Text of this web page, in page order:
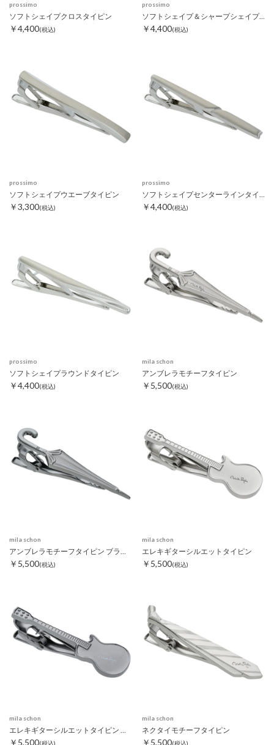
prossimo
ソフトシェイプクロスタイピン
￥4,400(税込)
prossimo
ソフトシェイプ＆シャープシェイプタイピン
￥4,400(税込)
prossimo
ソフトシェイプウエーブタイピン
￥3,300(税込)
prossimo
ソフトシェイプセンターラインタイピン
￥4,400(税込)
prossimo
ソフトシェイプラウンドタイピン
￥4,400(税込)
mila schon
アンブレラモチーフタイピン
￥5,500(税込)
mila schon
アンブレラモチーフタイピン ブラック
￥5,500(税込)
mila schon
エレキギターシルエットタイピン
￥5,500(税込)
mila schon
￥5,500(税込)
mila schon
ネクタイモチーフタイピン
￥5,500(税込)